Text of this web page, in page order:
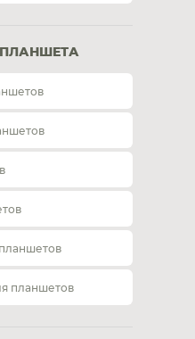
ПЛАНШЕТА
планшетов